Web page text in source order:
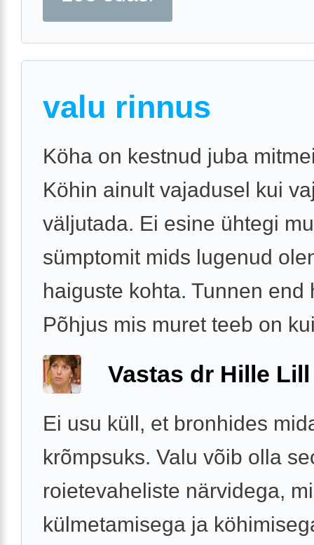
valu rinnus
Köha on kestnud juba
Köhin ainult vajadusel kui
väljutada. Ei esine ühtegi
sümptomit mids lugenud
haiguste kohta. Tunnen end
Põhjus mis muret teeb on
Vastas dr Hille Lill
Ei usu küll, et bronhides
krõmpsuks. Valu võib olla
roietevaheliste närvidega,
külmetamisega ja